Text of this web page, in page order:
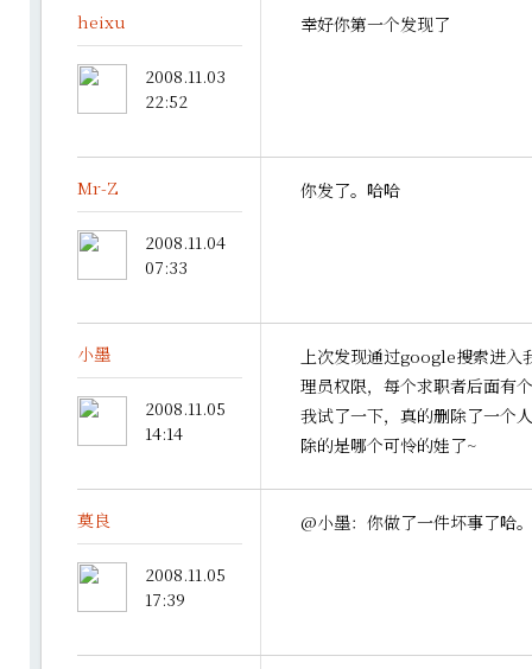
幸好你第一个发现了
heixu
2008.11.03
22:52
你发了。哈哈
Mr-Z
2008.11.04
07:33
上次发现通过google搜索进入
理员权限，每个求职者后面有
我试了一下，真的删除了一个
除的是哪个可怜的娃了~
小墨
2008.11.05
14:14
@小墨：你做了一件坏事了哈。
莫良
2008.11.05
17:39